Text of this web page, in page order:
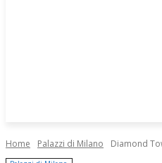
Home Palazzi di Milano Diamond